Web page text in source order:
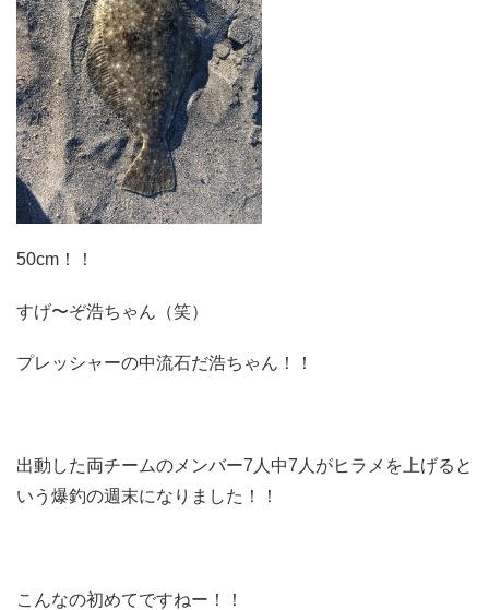
50cm！！
すげ〜ぞ浩ちゃん（笑）
プレッシャーの中流石だ浩ちゃん！！
出動した両チームのメンバー7人中7人がヒラメを上げると
いう爆釣の週末になりました！！
こんなの初めてですねー！！